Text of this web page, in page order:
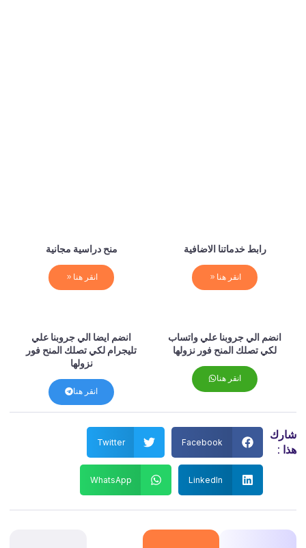
رابط خدماتنا الاضافية
انقر هنا
منح دراسية مجانية
انقر هنا
انضم الي جروبنا علي واتساب
لكي تصلك المنح فور نزولها
انقر هنا
انضم ايضا الي جروبنا علي
تليجرام لكي تصلك المنح فور
نزولها
انقر هنا
:
Facebook
Twitter
LinkedIn
WhatsApp